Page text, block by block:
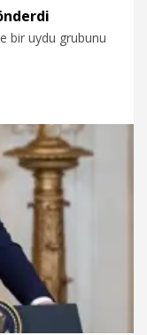
bir uydu grubunu